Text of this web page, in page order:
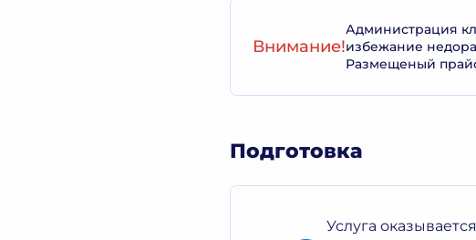
Внимание!
Администрация
избежание
Размещеный
Подготовка
Услуга